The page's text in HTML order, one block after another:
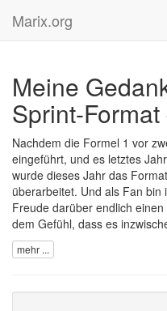
Marix.org
Meine
Sprint-
Nachdem die Formel 1 vor
eingeführt, und es letztes
wurde dieses Jahr das
überarbeitet. Und als Fan
Freude darüber endlich
dem Gefühl, dass es
mehr ...